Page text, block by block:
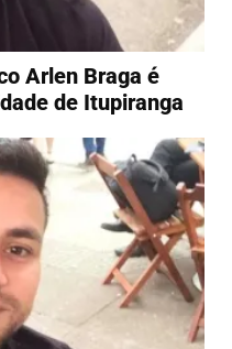
Arlen Braga é
de Itupiranga